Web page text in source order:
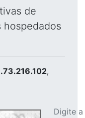
de
hospedados
,
Digite